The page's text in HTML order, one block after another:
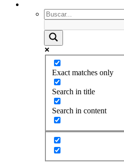
Exact matches only
Search in title
Search in content